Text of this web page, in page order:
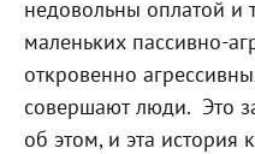
недовольны оплатой и
маленьких пассивно-
откровенно
совершают люди. Это
об этом, и эта история